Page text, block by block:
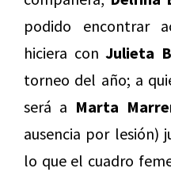
podido encontrar
hiciera con Julieta
torneo del año; a
será a Marta
ausencia por lesión)
lo que el cuadro